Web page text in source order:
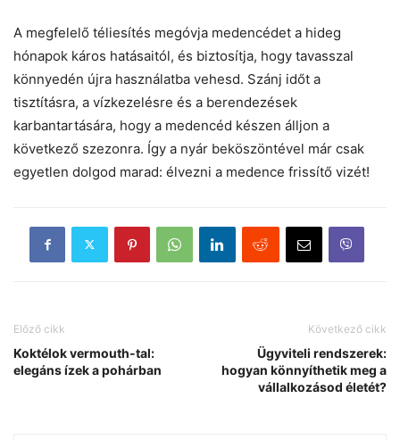
A megfelelő téliesítés megóvja medencédet a hideg
hónapok káros hatásaitól, és biztosítja, hogy tavasszal
könnyedén újra használatba vehesd. Szánj időt a
tisztításra, a vízkezelésre és a berendezések
karbantartására, hogy a medencéd készen álljon a
következő szezonra. Így a nyár beköszöntével már csak
egyetlen dolgod marad: élvezni a medence frissítő vizét!
Előző cikk
Koktélok vermouth-tal:
elegáns ízek a pohárban
Következő cikk
Ügyviteli rendszerek:
hogyan könnyíthetik meg a
vállalkozásod életét?